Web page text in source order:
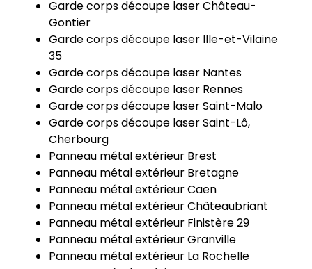
Garde corps découpe laser Château-
Gontier
Garde corps découpe laser Ille-et-Vilaine
35
Garde corps découpe laser Nantes
Garde corps découpe laser Rennes
Garde corps découpe laser Saint-Malo
Garde corps découpe laser Saint-Lô,
Cherbourg
Panneau métal extérieur Brest
Panneau métal extérieur Bretagne
Panneau métal extérieur Caen
Panneau métal extérieur Châteaubriant
Panneau métal extérieur Finistère 29
Panneau métal extérieur Granville
Panneau métal extérieur La Rochelle